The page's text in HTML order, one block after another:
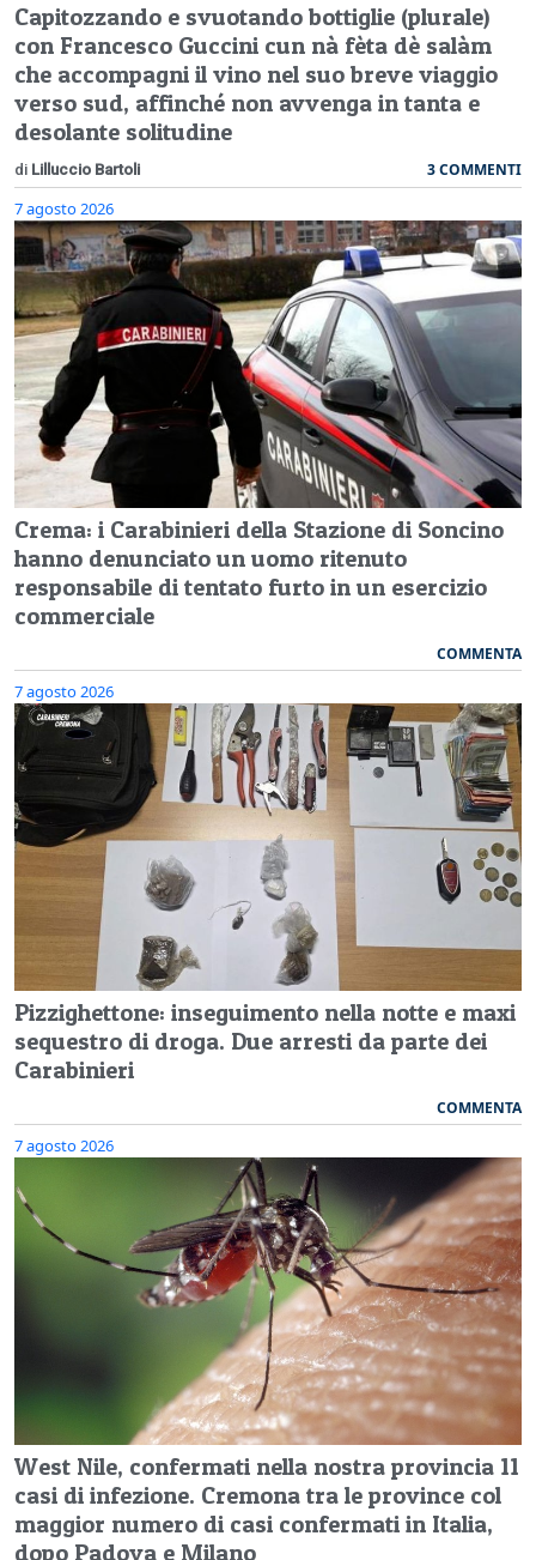
Capitozzando e svuotando bottiglie (plurale)
con Francesco Guccini cun nà fèta dè salàm
che accompagni il vino nel suo breve viaggio
verso sud, affinché non avvenga in tanta e
desolante solitudine
di Lilluccio Bartoli 3 COMMENTI
7 agosto 2026
Crema: i Carabinieri della Stazione di Soncino
hanno denunciato un uomo ritenuto
responsabile di tentato furto in un esercizio
commerciale
COMMENTA
7 agosto 2026
Pizzighettone: inseguimento nella notte e maxi
sequestro di droga. Due arresti da parte dei
Carabinieri
COMMENTA
7 agosto 2026
West Nile, confermati nella nostra provincia 11
casi di infezione. Cremona tra le province col
maggior numero di casi confermati in Italia,
dopo Padova e Milano